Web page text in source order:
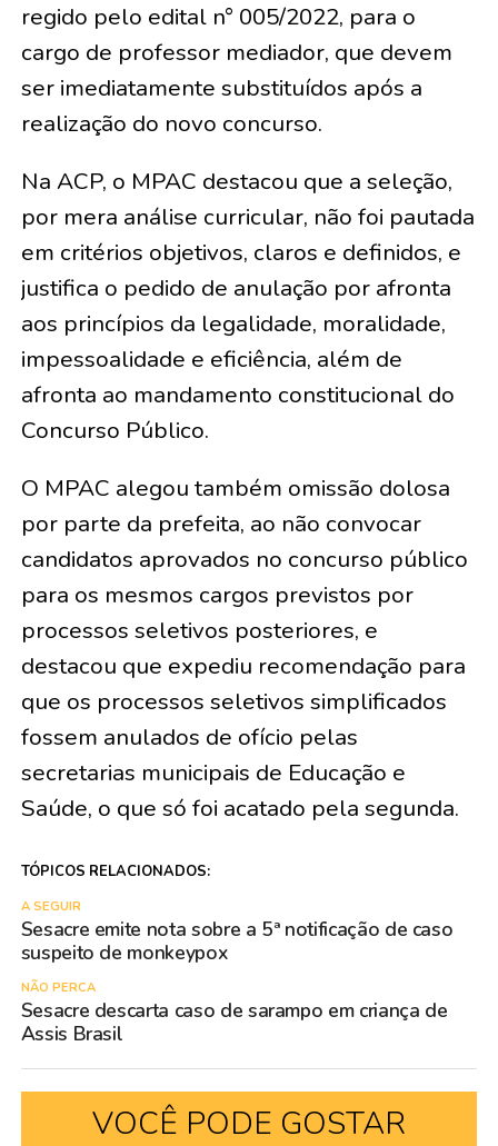
regido pelo edital n° 005/2022, para o
cargo de professor mediador, que devem
ser imediatamente substituídos após a
realização do novo concurso.
Na ACP, o MPAC destacou que a seleção,
por mera análise curricular, não foi pautada
em critérios objetivos, claros e definidos, e
justifica o pedido de anulação por afronta
aos princípios da legalidade, moralidade,
impessoalidade e eficiência, além de
afronta ao mandamento constitucional do
Concurso Público.
O MPAC alegou também omissão dolosa
por parte da prefeita, ao não convocar
candidatos aprovados no concurso público
para os mesmos cargos previstos por
processos seletivos posteriores, e
destacou que expediu recomendação para
que os processos seletivos simplificados
fossem anulados de ofício pelas
secretarias municipais de Educação e
Saúde, o que só foi acatado pela segunda.
TÓPICOS RELACIONADOS:
A SEGUIR
Sesacre emite nota sobre a 5ª notificação de caso
suspeito de monkeypox
NÃO PERCA
Sesacre descarta caso de sarampo em criança de
Assis Brasil
VOCÊ PODE GOSTAR